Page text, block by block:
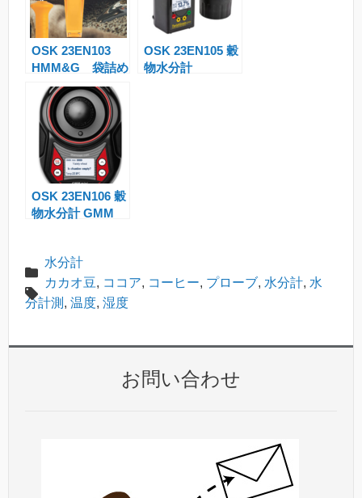
a
n
sl
at
e
OSK 23EN103
HMM&G 袋詰め
コーヒー豆、カカ
オ豆用水分計
OSK 23EN105 穀
物水分計
OSK 23EN106 穀
物水分計 GMM
水分計
カカオ豆, ココア, コーヒー, プローブ, 水分計, 水
分計測 , 温度, 湿度
お問い合わせ